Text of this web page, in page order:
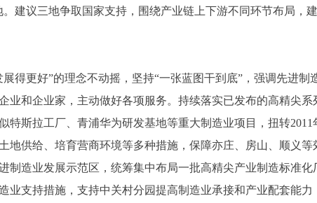
建议三地争取国家支持，围绕产业链上下游不同环节布局，
更好”的理念不动摇，坚持“一张蓝图干到底”，强调先进制
和企业家，主动做好各项服务。持续落实已发布的高精尖系
斯拉工厂、青浦华为研发基地等重大制造业项目，扭转2011
供给、培育营商环境等多种措施，保障亦庄、房山、顺义等
造业发展示范区，统筹集中布局一批高精尖产业制造标准化
支持措施，支持中关村分园提高制造业承接和产业配套能力